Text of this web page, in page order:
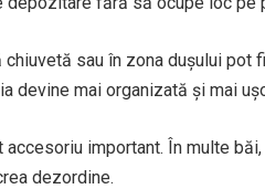
sau în zona dușului
devine mai organizată și mai
important. În multe
dezordine.